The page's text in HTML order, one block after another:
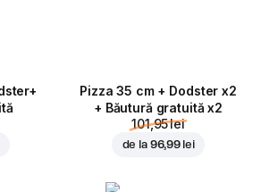
Pizza 35 cm + Dodster x2
+ Băutură gratuită x2
101,95 lei
de la 96,99 lei